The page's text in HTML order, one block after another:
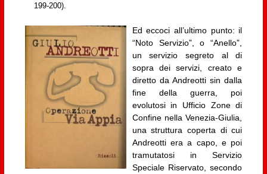
199-200).
Ed eccoci all’ultimo punto: il
“Noto Servizio”, o “Anello”,
un servizio segreto al di
sopra dei servizi, creato e
diretto da Andreotti sin dalla
fine della guerra, poi
evolutosi in Ufficio Zone di
Confine nella Venezia-Giulia,
una struttura coperta di cui
Andreotti era a capo, e poi
tramutatosi in Servizio
Speciale Riservato, secondo